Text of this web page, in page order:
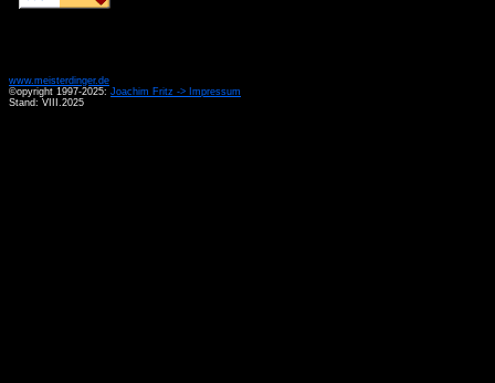
www.meisterdinger.de
©opyright 1997-2025: Joachim Fritz -> Impressum
Stand: VIII.2025